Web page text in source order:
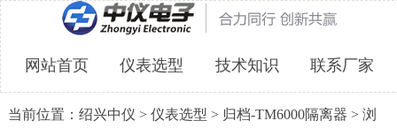
网站首页 仪表选型 技术知识 联系厂家
当前位置： 绍兴中仪 > 仪表选型 > 归档-TM6000隔离器 > 浏